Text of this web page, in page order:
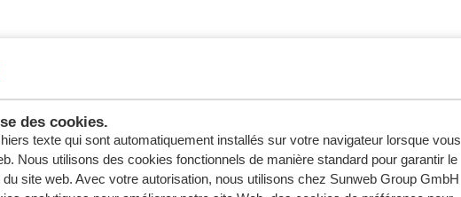
des cookies.
texte qui sont automatiquement installés sur votre navigateur lorsque vous
Nous utilisons des cookies fonctionnels de manière standard pour garantir le
du site web. Avec votre autorisation, nous utilisons chez Sunweb Group GmbH